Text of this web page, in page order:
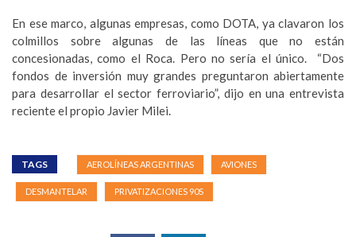
En ese marco, algunas empresas, como DOTA, ya clavaron los
colmillos sobre algunas de las líneas que no están
concesionadas, como el Roca. Pero no sería el único. “Dos
fondos de inversión muy grandes preguntaron abiertamente
para desarrollar el sector ferroviario”, dijo en una entrevista
reciente el propio Javier Milei.
TAGS AEROLÍNEAS ARGENTINAS AVIONES
DESMANTELAR PRIVATIZACIONES 90S